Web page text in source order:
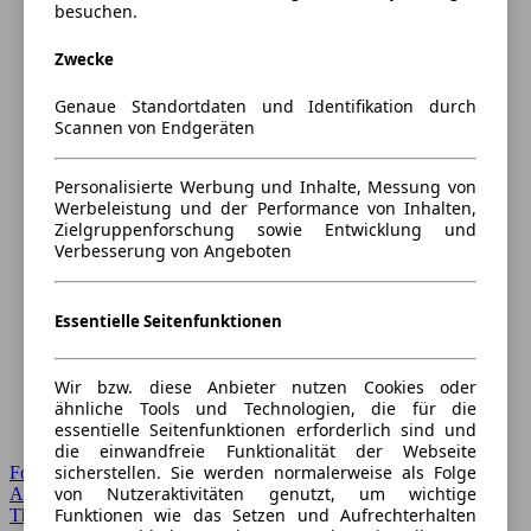
Forum Startseite
Alle Auto-Foren
Themen-Forum
besuchen.
Zwecke
Genaue Standortdaten und Identifikation durch
Scannen von Endgeräten
Personalisierte Werbung und Inhalte, Messung von
Werbeleistung und der Performance von Inhalten,
Zielgruppenforschung sowie Entwicklung und
Verbesserung von Angeboten
Essentielle Seitenfunktionen
Wir bzw. diese Anbieter nutzen Cookies oder
ähnliche Tools und Technologien, die für die
essentielle Seitenfunktionen erforderlich sind und
die einwandfreie Funktionalität der Webseite
sicherstellen. Sie werden normalerweise als Folge
von Nutzeraktivitäten genutzt, um wichtige
Funktionen wie das Setzen und Aufrechterhalten